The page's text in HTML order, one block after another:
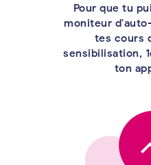
Pour que tu
moniteur
tes cours
sensibilisation,
ton